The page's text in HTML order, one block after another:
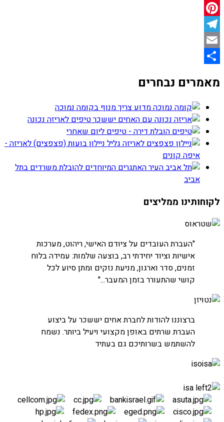
LinkedIn
Pinterest
Telegram
Email
מאמרים נבחרים
מדוע צריך מנוף בקומה נמוכה
טיפים לאריזה נכונה
הובלת דירה - טיפים ליום שאחרי
גליל ניילון בועות (פצפצים) לאריזה -
איפה קונים
האתגרים המיוחדים להובלת משרדים בתל
אביב
לקוחותינו ממליצים
חברת שטראוס
"העברת העובדים על ציודם האישי, ריהוט, מערכות
אישיות וציוד יחידתי רב, בוצעה שלמות: עמידה בלוח
זמנים, סדר וארגון, מניעת נזקים ומתן סיוע לכל
קושי שהתעורר בזמן המעבר..."
חברת נטויז'ן
העברת חדרי שרתים
ברצוננו להודות לחברת אחים יששכר על ביצוע
העברת שרתים באופן מקצועי ויעיל ביותר. נשמח
להשתמש בשרותיכם גם בעתיד